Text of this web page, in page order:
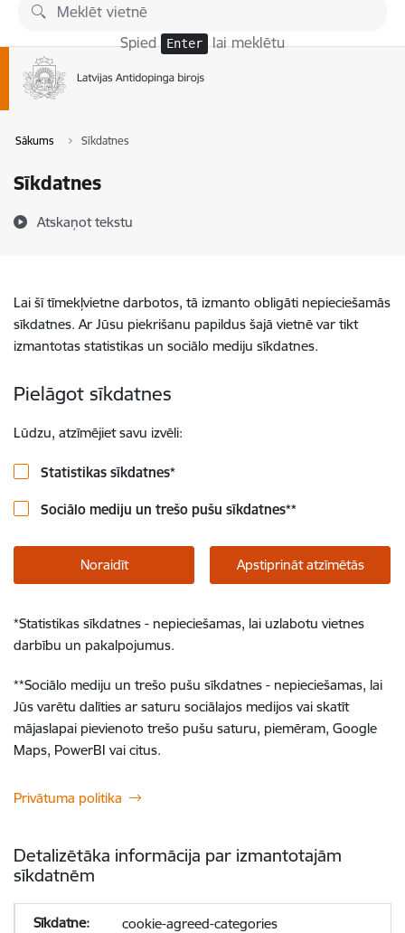
Pāriet uz lapas saturu
Spied Enter lai meklētu
Sākums Sīkdatnes
Sīkdatnes
Atskaņot tekstu
Lai šī tīmekļvietne darbotos, tā izmanto obligāti nepieciešamās
sīkdatnes. Ar Jūsu piekrišanu papildus šajā vietnē var tikt
izmantotas statistikas un sociālo mediju sīkdatnes.
Pielāgot sīkdatnes
Lūdzu, atzīmējiet savu izvēli:
Statistikas sīkdatnes*
Sociālo mediju un trešo pušu sīkdatnes**
Noraidīt Apstiprināt atzīmētās
*Statistikas sīkdatnes - nepieciešamas, lai uzlabotu vietnes
darbību un pakalpojumus.
**Sociālo mediju un trešo pušu sīkdatnes - nepieciešamas, lai
Jūs varētu dalīties ar saturu sociālajos medijos vai skatīt
mājaslapai pievienoto trešo pušu saturu, piemēram, Google
Maps, PowerBI vai citus.
Privātuma politika
Detalizētāka informācija par izmantotajām
sīkdatnēm
cookie-agreed-categories